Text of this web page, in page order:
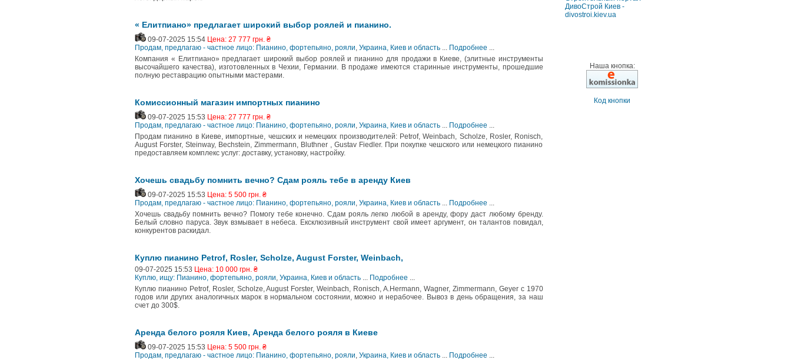
« Елитпиано» предлагает широкий выбор роялей и пианино.
09-07-2025 15:54 Цена: 27 777 грн. ₴
Продам, предлагаю - частное лицо: Пианино, фортепьяно, рояли, Украина, Киев и область ... Подробнее ...
Компания « Елитпиано» предлагает широкий выбор роялей и пианино для продажи в Киеве, (элитные инструменты
высочайшего качества), изготовленных в Чехии, Германии. В продаже имеются старинные инструменты, прошедшие
полную реставрацию опытными мастерами.
Комиссионный магазин импортных пианино
09-07-2025 15:53 Цена: 27 777 грн. ₴
Продам, предлагаю - частное лицо: Пианино, фортепьяно, рояли, Украина, Киев и область ... Подробнее ...
Продам пианино в Киеве, импортные, чешских и немецких производителей: Petrof, Weinbach, Scholze, Rosler, Ronisch,
August Forster, Steinway, Bechstein, Zimmermann, Bluthner , Gustav Fiedler. При покупке чешского или немецкого пианино
предоставляем комплекс услуг: доставку, установку, настройку.
Хочешь свадьбу помнить вечно? Сдам рояль тебе в аренду Киев
09-07-2025 15:53 Цена: 5 500 грн. ₴
Продам, предлагаю - частное лицо: Пианино, фортепьяно, рояли, Украина, Киев и область ... Подробнее ...
Хочешь свадьбу помнить вечно? Помогу тебе конечно. Сдам рояль легко любой в аренду, фору даст любому бренду.
Белый словно паруса. Звук взмывает в небеса. Ексклюзивный инструмент свой имеет аргумент, он талантов повидал,
конкурентов раскидал.
Куплю пианино Petrof, Rosler, Scholze, August Forster, Weinbach,
09-07-2025 15:53 Цена: 10 000 грн. ₴
Куплю, ищу: Пианино, фортепьяно, рояли, Украина, Киев и область ... Подробнее ...
Куплю пианино Petrof, Rosler, Scholze, August Forster, Weinbach, Ronisch, A.Hermann, Wagner, Zimmermann, Geyer с 1970
годов или других аналогичных марок в нормальном состоянии, можно и нерабочее. Вывоз в день обращения, за наш
счет до 300$.
Аренда белого рояля Киев, Аренда белого рояля в Киеве
09-07-2025 15:53 Цена: 5 500 грн. ₴
Продам, предлагаю - частное лицо: Пианино, фортепьяно, рояли, Украина, Киев и область ... Подробнее ...
ДивоСтрой Киев -
divostroi.kiev.ua
Наша кнопка:
Код кнопки